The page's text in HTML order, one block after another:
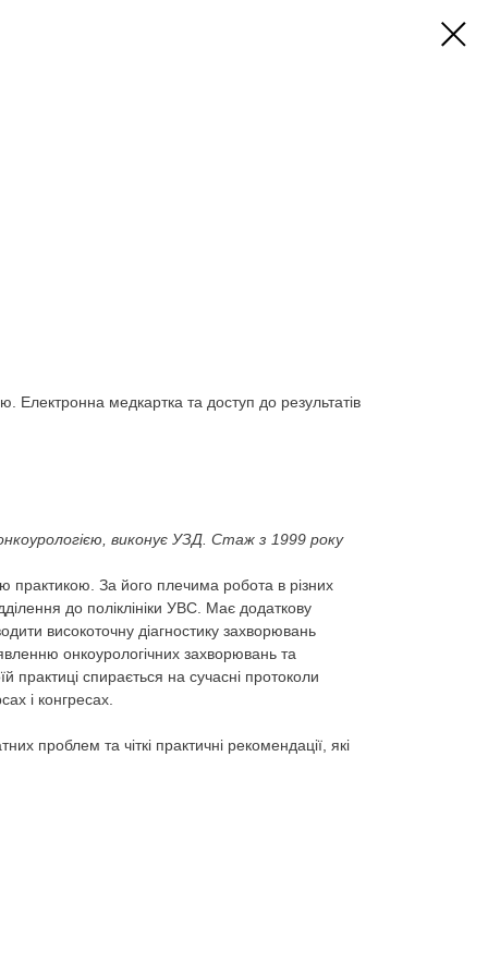
медкартка та доступ до результатів
виконує УЗД. Стаж з 1999 року
практикою. За його плечима робота в різних
до поліклініки УВС. Має додаткову
високоточну діагностику захворювань
онкоурологічних захворювань та
практиці спирається на сучасні протоколи
і конгресах.
проблем та чіткі практичні рекомендації, які